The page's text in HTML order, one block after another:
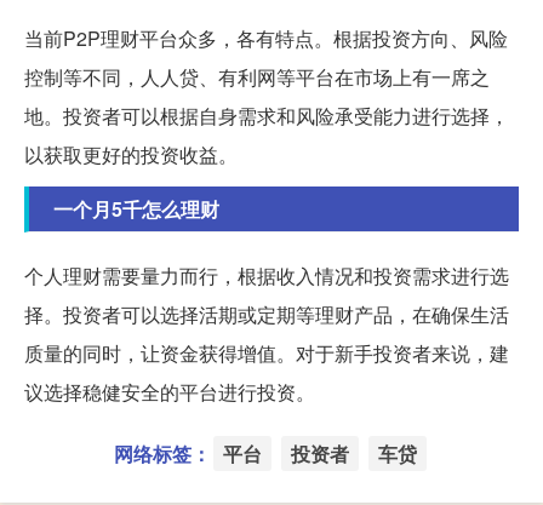
当前P2P理财平台众多，各有特点。根据投资方向、风险
控制等不同，人人贷、有利网等平台在市场上有一席之
地。投资者可以根据自身需求和风险承受能力进行选择，
以获取更好的投资收益。
一个月5千怎么理财
个人理财需要量力而行，根据收入情况和投资需求进行选
择。投资者可以选择活期或定期等理财产品，在确保生活
质量的同时，让资金获得增值。对于新手投资者来说，建
议选择稳健安全的平台进行投资。
网络标签： 平台 投资者 车贷